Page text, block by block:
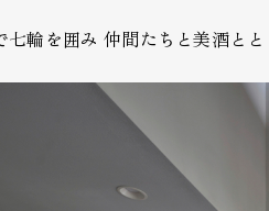
七輪を囲み 仲間たちと美酒と